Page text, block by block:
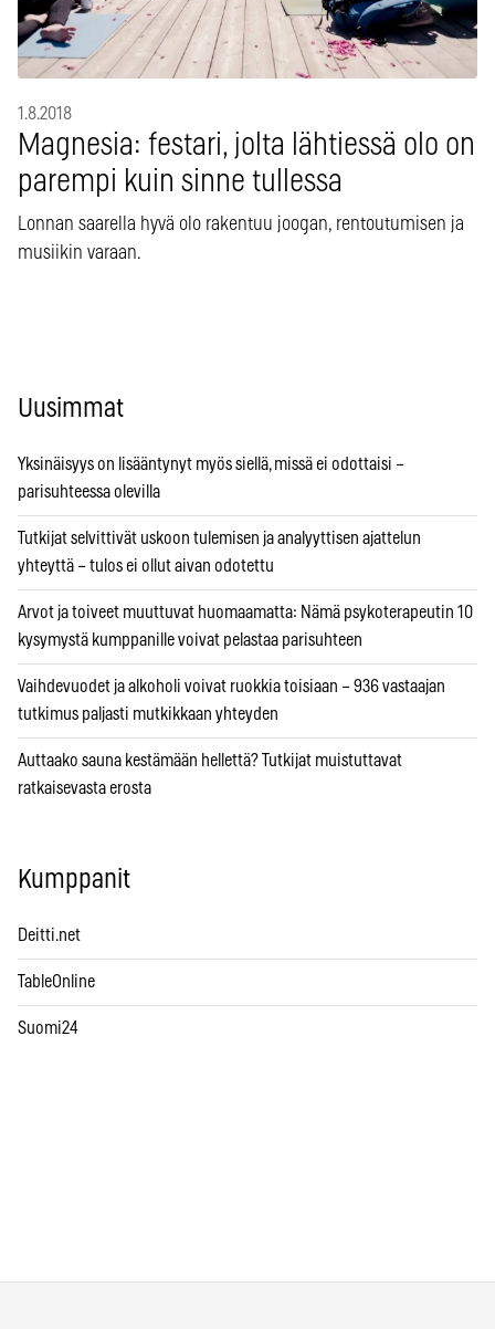
1.8.2018
Magnesia: festari, jolta lähtiessä olo on
parempi kuin sinne tullessa
Lonnan saarella hyvä olo rakentuu joogan, rentoutumisen ja
musiikin varaan.
Uusimmat
Yksinäisyys on lisääntynyt myös siellä, missä ei odottaisi –
parisuhteessa olevilla
Tutkijat selvittivät uskoon tulemisen ja analyyttisen ajattelun
yhteyttä – tulos ei ollut aivan odotettu
Arvot ja toiveet muuttuvat huomaamatta: Nämä psykoterapeutin 10
kysymystä kumppanille voivat pelastaa parisuhteen
Vaihdevuodet ja alkoholi voivat ruokkia toisiaan – 936 vastaajan
tutkimus paljasti mutkikkaan yhteyden
Auttaako sauna kestämään hellettä? Tutkijat muistuttavat
ratkaisevasta erosta
Kumppanit
Deitti.net
TableOnline
Suomi24